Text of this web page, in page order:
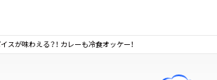
スが味わえる？！ カレーも冷食オッケー！